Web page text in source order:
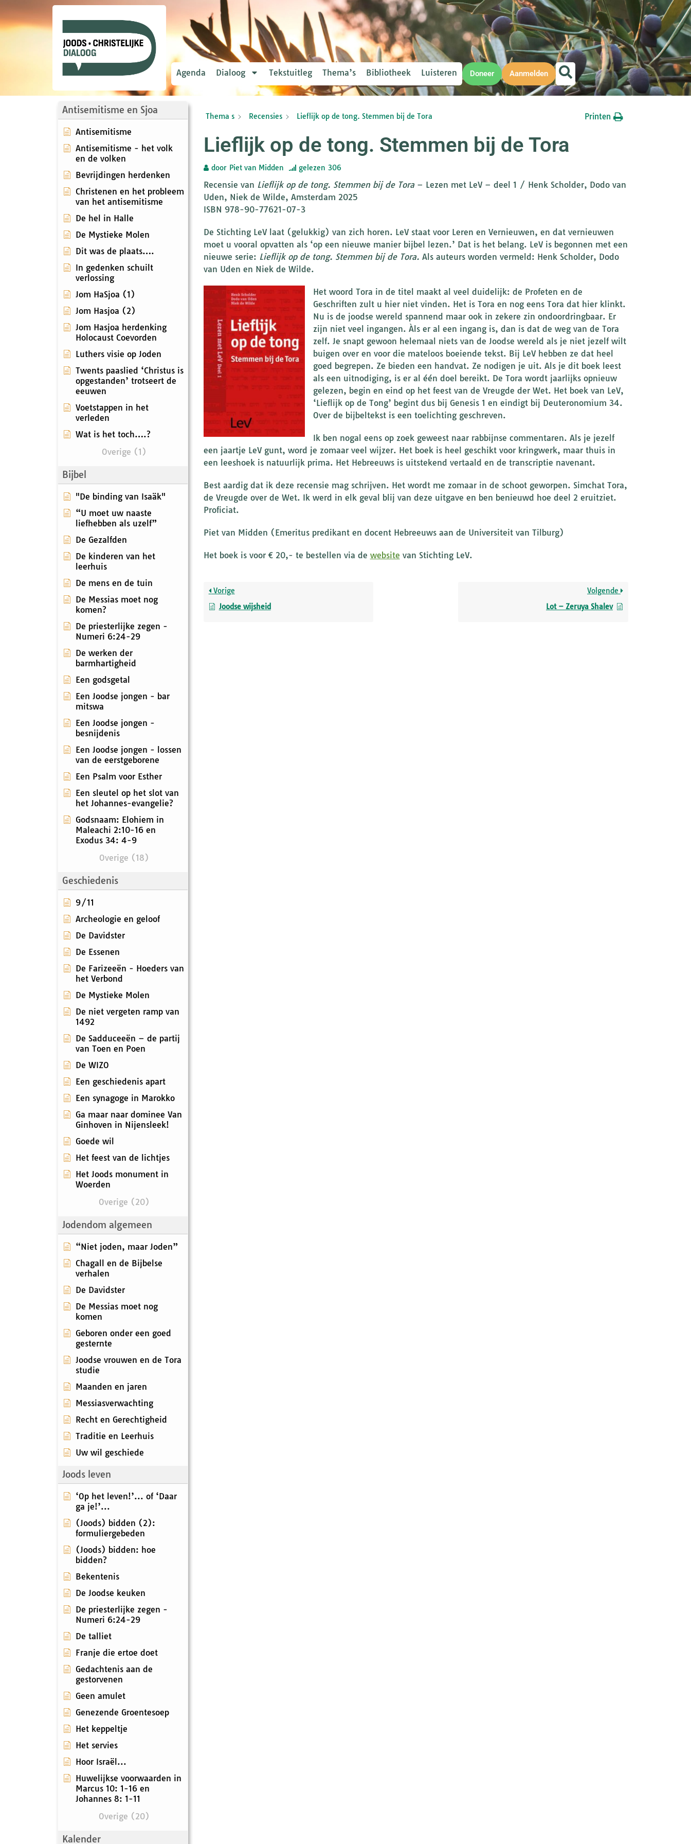
Agenda Dialoog Tekstuitleg Thema’s Bibliotheek Luisteren Doneer Aanmelden
Antisemitisme en Sjoa
Antisemitisme
Antisemitisme - het volk
en de volken
Bevrijdingen herdenken
Christenen en het probleem
van het antisemitisme
De hel in Halle
De Mystieke Molen
Dit was de plaats….
In gedenken schuilt
verlossing
Jom HaSjoa (1)
Jom Hasjoa (2)
Jom Hasjoa herdenking
Holocaust Coevorden
Luthers visie op Joden
Twents paaslied ‘Christus is
opgestanden’ trotseert de
eeuwen
Voetstappen in het
verleden
Wat is het toch….?
Overige (1)
Bijbel
"De binding van Isaäk"
“U moet uw naaste
liefhebben als uzelf”
De Gezalfden
De kinderen van het
leerhuis
De mens en de tuin
De Messias moet nog
komen?
De priesterlijke zegen -
Numeri 6:24-29
De werken der
barmhartigheid
Een godsgetal
Een Joodse jongen - bar
mitswa
Een Joodse jongen -
besnijdenis
Een Joodse jongen - lossen
van de eerstgeborene
Een Psalm voor Esther
Een sleutel op het slot van
het Johannes-evangelie?
Godsnaam: Elohiem in
Maleachi 2:10-16 en
Exodus 34: 4-9
Overige (18)
Geschiedenis
9/11
Archeologie en geloof
De Davidster
De Essenen
De Farizeeën - Hoeders van
het Verbond
De Mystieke Molen
De niet vergeten ramp van
1492
De Sadduceeën – de partij
van Toen en Poen
De WIZO
Een geschiedenis apart
Een synagoge in Marokko
Ga maar naar dominee Van
Ginhoven in Nijensleek!
Goede wil
Het feest van de lichtjes
Het Joods monument in
Woerden
Overige (20)
Jodendom algemeen
“Niet joden, maar Joden”
Chagall en de Bijbelse
verhalen
De Davidster
De Messias moet nog
komen
Geboren onder een goed
gesternte
Joodse vrouwen en de Tora
studie
Maanden en jaren
Messiasverwachting
Recht en Gerechtigheid
Traditie en Leerhuis
Uw wil geschiede
Joods leven
‘Op het leven!’... of ‘Daar
ga je!’...
(Joods) bidden (2):
formuliergebeden
(Joods) bidden: hoe
bidden?
Bekentenis
De Joodse keuken
De priesterlijke zegen -
Numeri 6:24-29
De talliet
Franje die ertoe doet
Gedachtenis aan de
gestorvenen
Geen amulet
Genezende Groentesoep
Het keppeltje
Het servies
Hoor Israël...
Huwelijkse voorwaarden in
Marcus 10: 1-16 en
Johannes 8: 1-11
Overige (20)
Kalender
Thema s Recensies Lieflijk op de tong. Stemmen bij de Tora Printen
Lieflijk op de tong. Stemmen bij de Tora
door Piet van Midden gelezen 306
Recensie van Lieflijk op de tong. Stemmen bij de Tora– Lezen met LeV – deel 1 / Henk Scholder, Dodo van
Uden, Niek de Wilde, Amsterdam 2025
ISBN 978-90-77621-07-3
De Stichting LeV laat (gelukkig) van zich horen. LeV staat voor Leren en Vernieuwen, en dat vernieuwen
moet u vooral opvatten als ‘op een nieuwe manier bijbel lezen.’ Dat is het belang. LeV is begonnen met een
nieuwe serie: Lieflijk op de tong. Stemmen bij de Tora. Als auteurs worden vermeld: Henk Scholder, Dodo
van Uden en Niek de Wilde.
Het woord Tora in de titel maakt al veel duidelijk: de Profeten en de
Geschriften zult u hier niet vinden. Het is Tora en nog eens Tora dat hier klinkt.
Nu is de joodse wereld spannend maar ook in zekere zin ondoordringbaar. Er
zijn niet veel ingangen. Àls er al een ingang is, dan is dat de weg van de Tora
zelf. Je snapt gewoon helemaal niets van de Joodse wereld als je niet jezelf wilt
buigen over en voor die mateloos boeiende tekst. Bij LeV hebben ze dat heel
goed begrepen. Ze bieden een handvat. Ze nodigen je uit. Als je dit boek leest
als een uitnodiging, is er al één doel bereikt. De Tora wordt jaarlijks opnieuw
gelezen, begin en eind op het feest van de Vreugde der Wet. Het boek van LeV,
‘Lieflijk op de Tong’ begint dus bij Genesis 1 en eindigt bij Deuteronomium 34.
Over de bijbeltekst is een toelichting geschreven.
Ik ben nogal eens op zoek geweest naar rabbijnse commentaren. Als je jezelf
een jaartje LeV gunt, word je zomaar veel wijzer. Het boek is heel geschikt voor kringwerk, maar thuis in
een leeshoek is natuurlijk prima. Het Hebreeuws is uitstekend vertaald en de transcriptie navenant.
Best aardig dat ik deze recensie mag schrijven. Het wordt me zomaar in de schoot geworpen. Simchat Tora,
de Vreugde over de Wet. Ik werd in elk geval blij van deze uitgave en ben benieuwd hoe deel 2 eruitziet.
Proficiat.
Piet van Midden (Emeritus predikant en docent Hebreeuws aan de Universiteit van Tilburg)
Het boek is voor € 20,- te bestellen via de website van Stichting LeV.
Vorige
Joodse wijsheid
Volgende
Lot – Zeruya Shalev